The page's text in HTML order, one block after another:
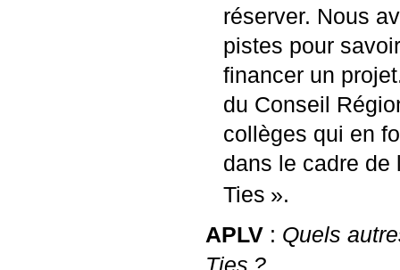
réserver. Nous
pistes pour
financer un
du Conseil
collèges qui en
dans le cadre de
Ties ».
APLV : Quels
Ties ?